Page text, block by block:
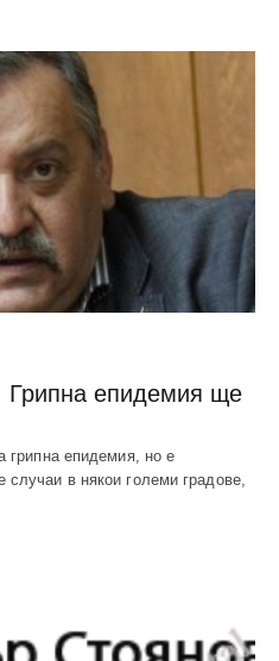
епидемия ще
грипна епидемия, но е
в някои големи градове,